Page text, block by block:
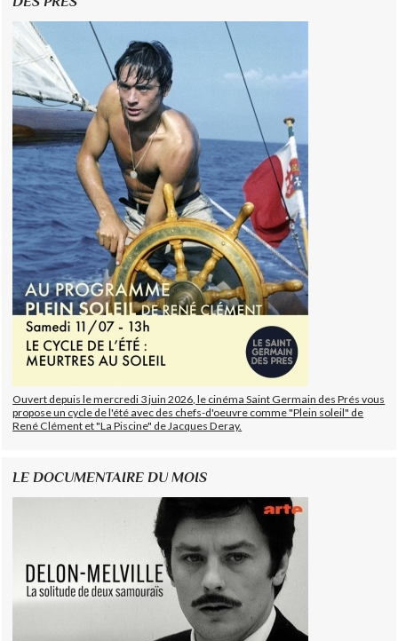
Ouvert depuis le mercredi 3 juin 2026, le cinéma Saint Germain des Prés vous
propose un cycle de l'été avec des chefs-d'oeuvre comme "Plein soleil" de
René Clément et "La Piscine" de Jacques Deray.
LE DOCUMENTAIRE DU MOIS